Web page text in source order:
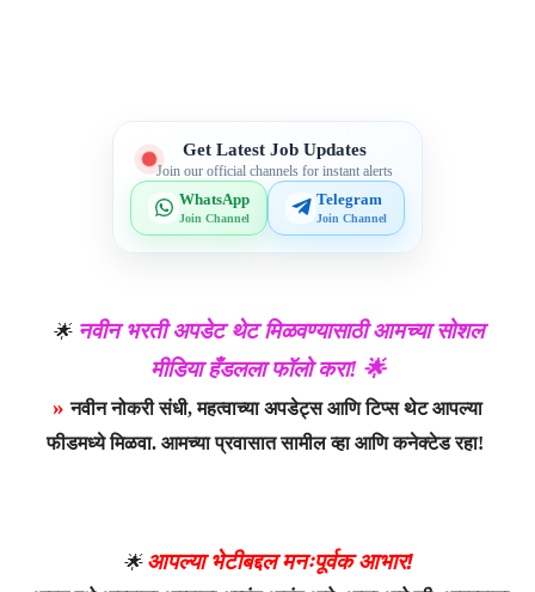
Get Latest Job Updates
Join our official channels for instant alerts
WhatsApp
Join Channel
Telegram
Join Channel
🌟नवीन भरती अपडेट थेट मिळवण्यासाठी आमच्या सोशल
मीडिया हँडलला फॉलो करा! 🌟
»नवीन नोकरी संधी, महत्वाच्या अपडेट्स आणि टिप्स थेट आपल्या
फीडमध्ये मिळवा. आमच्या प्रवासात सामील व्हा आणि कनेक्टेड रहा!
🌟 आपल्या भेटीबद्दल मनःपूर्वक आभार!